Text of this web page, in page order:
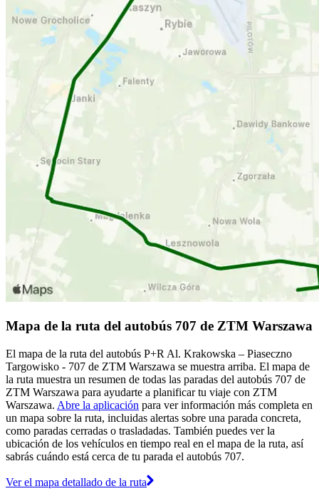
Mapa de la ruta del autobús 707 de ZTM Warszawa
El mapa de la ruta del autobús P+R Al. Krakowska – Piaseczno
Targowisko - 707 de ZTM Warszawa se muestra arriba. El mapa de
la ruta muestra un resumen de todas las paradas del autobús 707 de
ZTM Warszawa para ayudarte a planificar tu viaje con ZTM
Warszawa. Abre la aplicación para ver información más completa en
un mapa sobre la ruta, incluidas alertas sobre una parada concreta,
como paradas cerradas o trasladadas. También puedes ver la
ubicación de los vehículos en tiempo real en el mapa de la ruta, así
sabrás cuándo está cerca de tu parada el autobús 707.
Ver el mapa detallado de la ruta